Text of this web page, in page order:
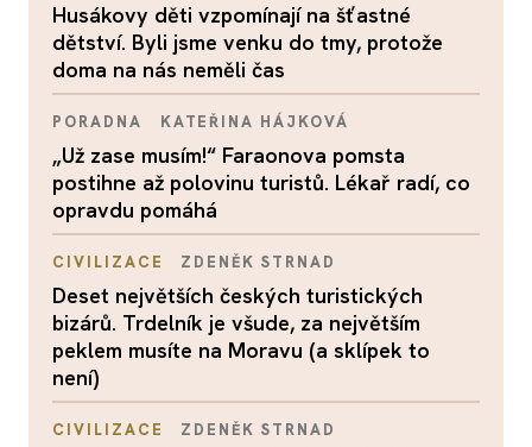
Husákovy děti vzpomínají na šťastné
dětství. Byli jsme venku do tmy, protože
doma na nás neměli čas
PORADNA KATEŘINA HÁJKOVÁ
„Už zase musím!“ Faraonova pomsta
postihne až polovinu turistů. Lékař radí, co
opravdu pomáhá
CIVILIZACE ZDENĚK STRNAD
Deset největších českých turistických
bizárů. Trdelník je všude, za největším
peklem musíte na Moravu (a sklípek to
není)
CIVILIZACE ZDENĚK STRNAD